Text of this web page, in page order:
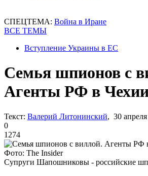
СПЕЦТЕМА: Война в Иране
ВСЕ ТЕМЫ
Вступление Украины в ЕС
Семья шпионов с
Агенты РФ в
Текст: Валерий Литонинский, 30
0
1274
Фото: The Insider
Супруги Шапошниковы - российские